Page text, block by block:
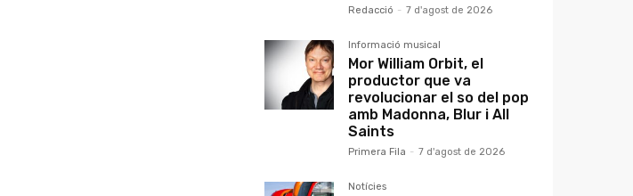
Redacció - 7 d'agost de 2026
Informació musical
Mor William Orbit, el
productor que va
revolucionar el so del pop
amb Madonna, Blur i All
Saints
Primera Fila - 7 d'agost de 2026
Notícies